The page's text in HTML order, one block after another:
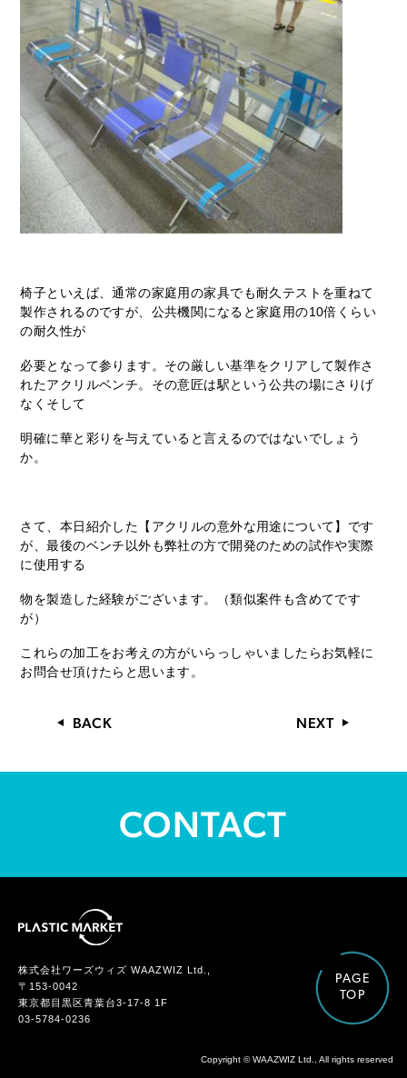
椅子といえば、通常の家庭用の家具でも耐久テストを重ねて
製作されるのですが、公共機関になると家庭用の10倍くらい
の耐久性が
必要となって参ります。その厳しい基準をクリアして製作さ
れたアクリルベンチ。その意匠は駅という公共の場にさりげ
なくそして
明確に華と彩りを与えていると言えるのではないでしょう
か。
さて、本日紹介した【アクリルの意外な用途について】です
が、最後のベンチ以外も弊社の方で開発のための試作や実際
に使用する
物を製造した経験がございます。（類似案件も含めてです
が）
これらの加工をお考えの方がいらっしゃいましたらお気軽に
お問合せ頂けたらと思います。
BACK NEXT
CONTACT
株式会社ワーズウィズ WAAZWIZ Ltd.,
〒153-0042
東京都目黒区青葉台3-17-8 1F
03-5784-0236
PAGE
TOP
Copyright © WAAZWIZ Ltd., All rights reserved